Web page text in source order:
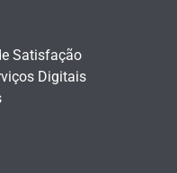
Satisfação
Digitais